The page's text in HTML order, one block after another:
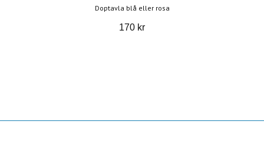
Doptavla blå eller rosa
170 kr